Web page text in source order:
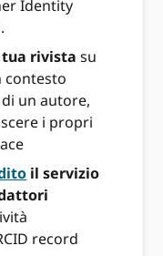
Identity
rivista su
contesto
un autore,
i propri
il servizio
record